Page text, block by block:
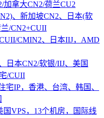
加拿大CN2/荷兰CU2
、新加坡CN2、日本(软
/CN2+CUII
CMIN2、日本IIJ，AMD
日本CN2/软银/IIJ、美国
/CUII
宅IP，香港、台湾、韩国、
国VPS，13个机房，国际线